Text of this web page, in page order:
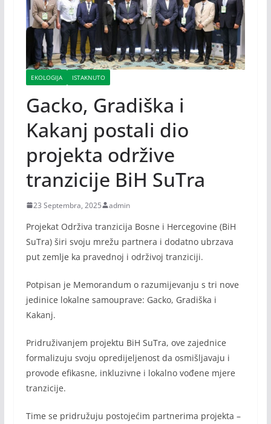
EKOLOGIJA ISTAKNUTO
Gacko, Gradiška i
Kakanj postali dio
projekta održive
tranzicije BiH SuTra
23 Septembra, 2025 admin
Projekat Održiva tranzicija Bosne i Hercegovine (BiH
SuTra) širi svoju mrežu partnera i dodatno ubrzava
put zemlje ka pravednoj i održivoj tranziciji.
Potpisan je Memorandum o razumijevanju s tri nove
jedinice lokalne samouprave: Gacko, Gradiška i
Kakanj.
Pridruživanjem projektu BiH SuTra, ove zajednice
formalizuju svoju opredijeljenost da osmišljavaju i
provode efikasne, inkluzivne i lokalno vođene mjere
tranzicije.
Time se pridružuju postojećim partnerima projekta –